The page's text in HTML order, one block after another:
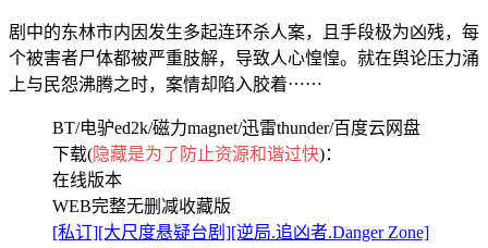
剧中的东林市内因发生多起连环杀人案，且手段极为凶残，每
个被害者尸体都被严重肢解，导致人心惶惶。就在舆论压力涌
上与民怨沸腾之时，案情却陷入胶着⋯⋯
BT/电驴ed2k/磁力magnet/迅雷thunder/百度云网盘
下载(隐藏是为了防止资源和谐过快)：
在线版本
WEB完整无删减收藏版
[私订][大尺度悬疑台剧][逆局.追凶者.Danger Zone]